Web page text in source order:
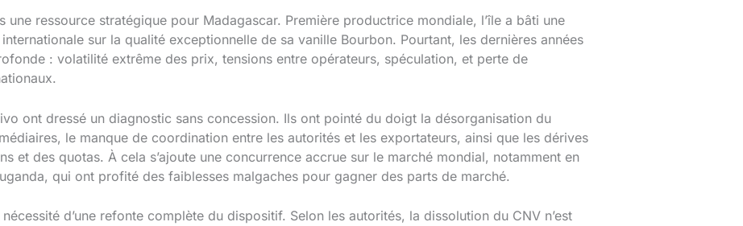
une ressource stratégique pour Madagascar. Première productrice mondiale, l’île a bâti une
sur la qualité exceptionnelle de sa vanille Bourbon. Pourtant, les dernières années
: volatilité extrême des prix, tensions entre opérateurs, spéculation, et perte de
ont dressé un diagnostic sans concession. Ils ont pointé du doigt la désorganisation du
le manque de coordination entre les autorités et les exportateurs, ainsi que les dérives
et des quotas. À cela s’ajoute une concurrence accrue sur le marché mondial, notamment en
qui ont profité des faiblesses malgaches pour gagner des parts de marché.
d’une refonte complète du dispositif. Selon les autorités, la dissolution du CNV n’est